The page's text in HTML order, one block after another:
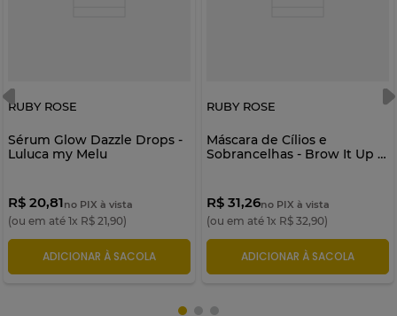
RUBY ROSE
Sérum Glow Dazzle Drops -
Luluca my Melu
R$ 20,81no PIX à vista
(ou em até 1x R$ 21,90)
ADICIONAR À SACOLA
RUBY ROSE
Máscara de Cílios e
Sobrancelhas - Brow It Up -
R$ 31,26no PIX à vista
(ou em até 1x R$ 32,90)
ADICIONAR À SACOLA